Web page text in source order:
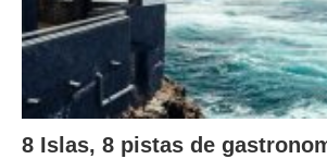
8 Islas, 8 pistas de